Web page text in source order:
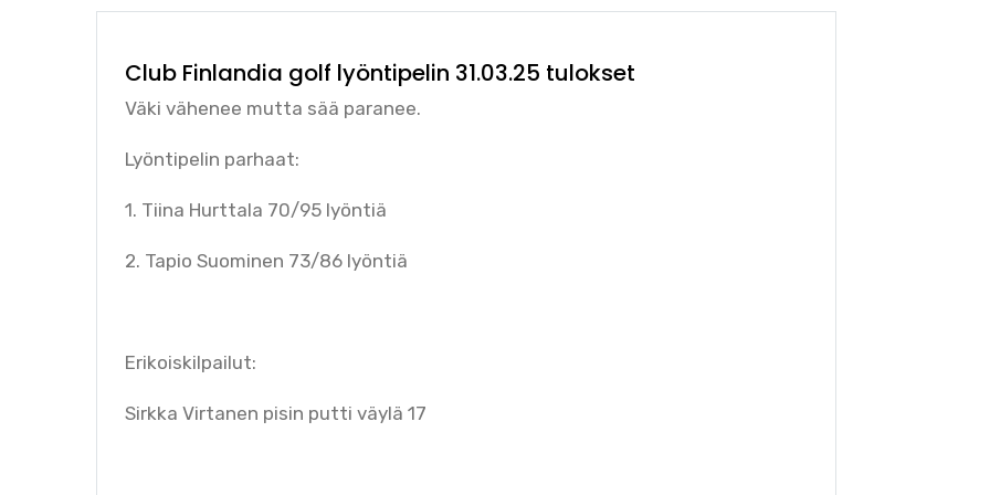
Club Finlandia golf lyöntipelin 31.03.25 tulokset
Väki vähenee mutta sää paranee.
Lyöntipelin parhaat:
1. Tiina Hurttala 70/95 lyöntiä
2. Tapio Suominen 73/86 lyöntiä
Erikoiskilpailut:
Sirkka Virtanen pisin putti väylä 17